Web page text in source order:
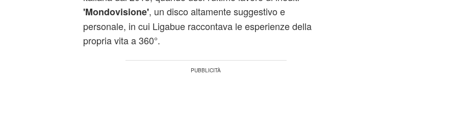
'Mondovisione', un disco altamente suggestivo e
personale, in cui Ligabue raccontava le esperienze della
propria vita a 360°.